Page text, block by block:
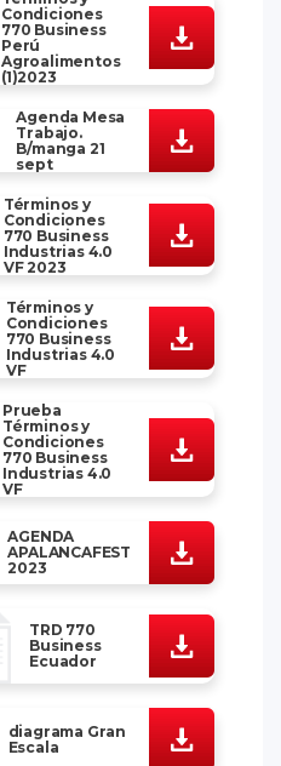
Condiciones
770 Business
Perú
Agroalimentos
(1)2023
Agenda Mesa
Trabajo.
B/manga 21
sept
Términos y
Condiciones
770 Business
Industrias 4.0
VF 2023
Términos y
Condiciones
770 Business
Industrias 4.0
VF
Prueba
Términos y
Condiciones
770 Business
Industrias 4.0
VF
AGENDA
APALANCAFEST
2023
TRD 770
Business
Ecuador
diagrama Gran
Escala